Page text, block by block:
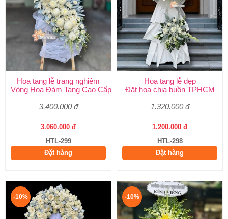
Hoa tang lễ trang nghiêm
Vòng Hoa Đám Tang Cao Cấp | Sang Trọng, Giao Nhanh
3.400.000 đ
3.060.000 đ
HTL-299
Đặt hàng
Hoa tang lễ đẹp
Đặt hoa chia buồn TPHCM
1.320.000 đ
1.200.000 đ
HTL-298
Đặt hàng
-10% -10%